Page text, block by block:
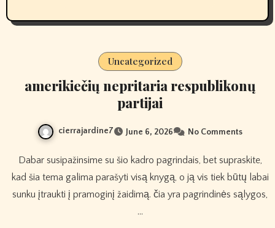
Uncategorized
amerikiečių nepritaria respublikonų
partijai
cierrajardine7 June 6, 2026 No Comments
Dabar susipažinsime su šio kadro pagrindais, bet supraskite,
kad šia tema galima parašyti visą knygą, o ją vis tiek būtų labai
sunku įtraukti į pramoginį žaidimą. čia yra pagrindinės sąlygos,
…